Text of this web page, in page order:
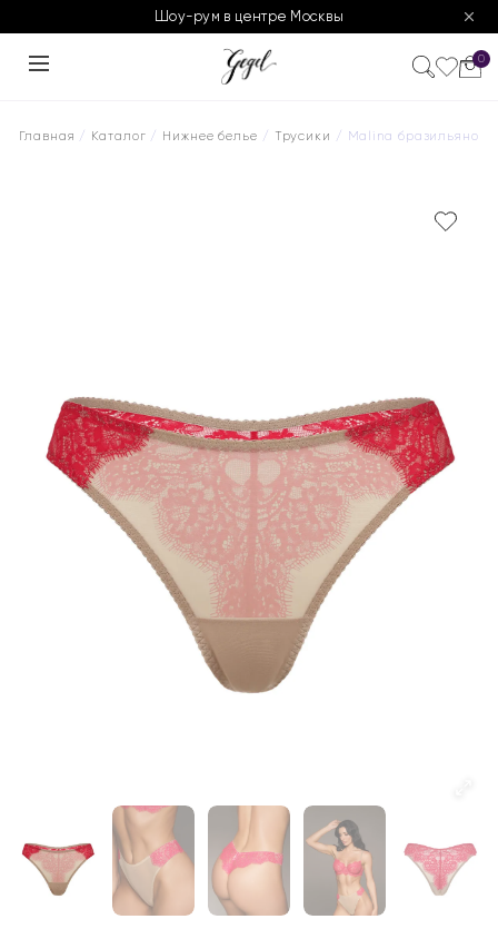
Шоу-рум в центре Москвы
0
Главная / Каталог / Нижнее белье / Трусики / Malina бразильяно